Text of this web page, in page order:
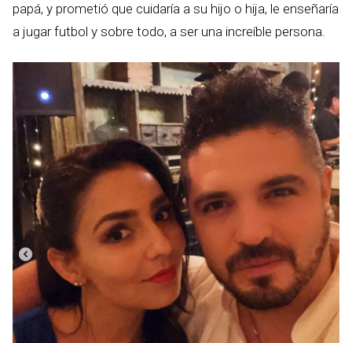
papá, y prometió que cuidaría a su hijo o hija, le enseñaría
a jugar futbol y sobre todo, a ser una increíble persona.